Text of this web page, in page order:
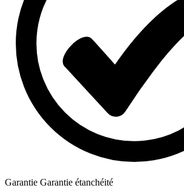
Garantie Garantie étanchéité